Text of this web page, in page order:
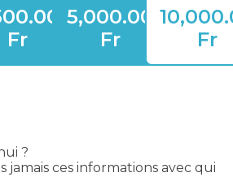
Fr
5,000.00
Fr
Fr
?
jamais ces informations avec qui